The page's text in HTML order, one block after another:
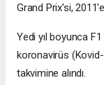
Grand Prix'si,
Yedi yıl boyunca
koronavirüs (Kovid-
takvimine alındı.